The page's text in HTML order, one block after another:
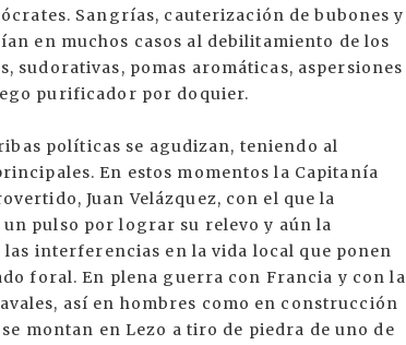
Sangrías, cauterización de bubones y
en muchos casos al debilitamiento de los
sudorativas, pomas aromáticas, aspersiones
purificador por doquier.
políticas se agudizan, teniendo al
En estos momentos la Capitanía
Juan Velázquez, con el que la
pulso por lograr su relevo y aún la
interferencias en la vida local que ponen
foral. En plena guerra con Francia y con la
así en hombres como en construcción
montan en Lezo a tiro de piedra de uno de